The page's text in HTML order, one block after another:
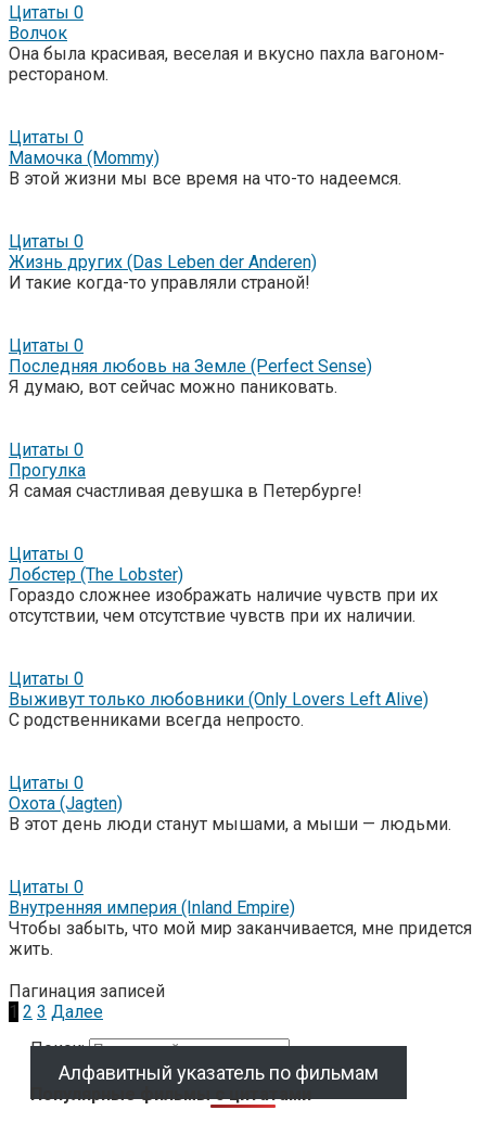
Цитаты 0
Волчок
Она была красивая, веселая и вкусно пахла вагоном-
рестораном.
Цитаты 0
Мамочка (Mommy)
В этой жизни мы все время на что-то надеемся.
Цитаты 0
Жизнь других (Das Leben der Anderen)
И такие когда-то управляли страной!
Цитаты 0
Последняя любовь на Земле (Perfect Sense)
Я думаю, вот сейчас можно паниковать.
Цитаты 0
Прогулка
Я самая счастливая девушка в Петербурге!
Цитаты 0
Лобстер (The Lobster)
Гораздо сложнее изображать наличие чувств при их
отсутствии, чем отсутствие чувств при их наличии.
Цитаты 0
Выживут только любовники (Only Lovers Left Alive)
С родственниками всегда непросто.
Цитаты 0
Охота (Jagten)
В этот день люди станут мышами, а мыши — людьми.
Цитаты 0
Внутренняя империя (Inland Empire)
Чтобы забыть, что мой мир заканчивается, мне придется
жить.
Пагинация записей
1 2 3 Далее
Поиск:
Алфавитный указатель по фильмам
Популярные фильмы с цитатами